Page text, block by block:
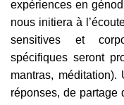
expériences en
nous initiera à
sensitives et
spécifiques seront
mantras, méditation).
réponses, de partage